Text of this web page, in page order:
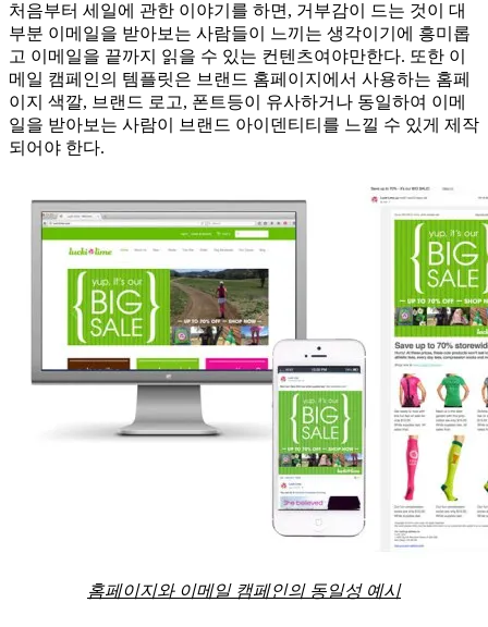
처음부터 세일에 관한 이야기를 하면, 거부감이 드는 것이 대
부분 이메일을 받아보는 사람들이 느끼는 생각이기에 흥미롭
고 이메일을 끝까지 읽을 수 있는 컨텐츠여야만한다. 또한 이
메일 캠페인의 템플릿은 브랜드 홈페이지에서 사용하는 홈페
이지 색깔, 브랜드 로고, 폰트등이 유사하거나 동일하여 이메
일을 받아보는 사람이 브랜드 아이덴티티를 느낄 수 있게 제작
되어야 한다.
홈페이지와 이메일 캠페인의 동일성 예시